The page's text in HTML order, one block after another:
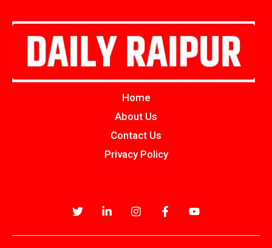
Home
About Us
Contact Us
Privacy Policy